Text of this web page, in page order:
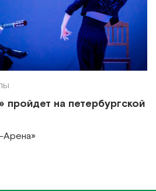
пройдет на петербургской
Арена»